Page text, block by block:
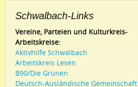
Schwalbach-Links
Vereine, Parteien und Kulturkreis-
Arbeitskreise:
Aktivhilfe Schwalbach
Arbeitskreis Lesen
B90/Die Grünen
Deutsch-Ausländische Gemeinschaft